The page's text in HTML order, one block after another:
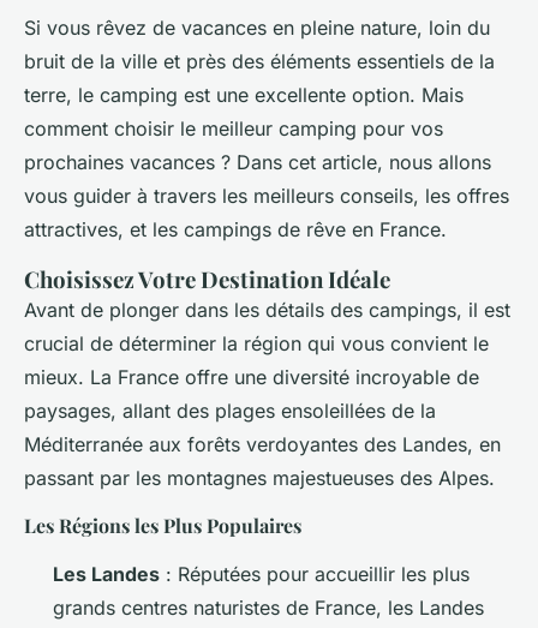
Si vous rêvez de vacances en pleine nature, loin du
bruit de la ville et près des éléments essentiels de la
terre, le camping est une excellente option. Mais
comment choisir le meilleur camping pour vos
prochaines vacances ? Dans cet article, nous allons
vous guider à travers les meilleurs conseils, les offres
attractives, et les campings de rêve en France.
Choisissez Votre Destination Idéale
Avant de plonger dans les détails des campings, il est
crucial de déterminer la région qui vous convient le
mieux. La France offre une diversité incroyable de
paysages, allant des plages ensoleillées de la
Méditerranée aux forêts verdoyantes des Landes, en
passant par les montagnes majestueuses des Alpes.
Les Régions les Plus Populaires
Les Landes : Réputées pour accueillir les plus
grands centres naturistes de France, les Landes